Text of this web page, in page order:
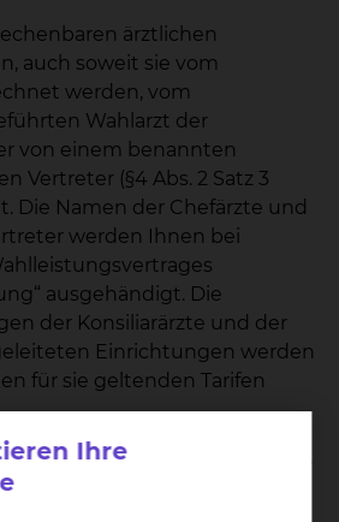
ärztlichen
auch soweit sie vom
werden, vom
Wahlarzt der
von einem benannten
Vertreter (§4 Abs. 2 Satz 3
Die Namen der Chefärzte und
werden Ihnen bei
ausgehändigt. Die
der Konsiliarärzte und der
Einrichtungen werden
für sie geltenden Tarifen
wenn der von Ihnen gewählte
ist?
Ihre